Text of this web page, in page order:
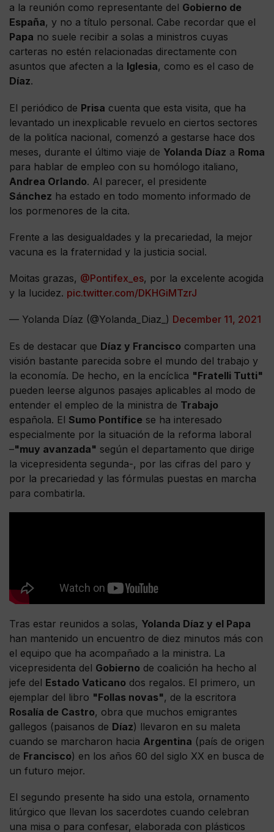
a la reunión como representante del Gobierno de
España, y no a título personal. Cabe recordar que el
Papa no suele recibir a solas a ministros cuyas
carteras no estén relacionadas directamente con
asuntos que afecten a la Iglesia, como es el caso de
Díaz.
El periódico de Prisa cuenta que esta visita, que ha
levantado un inexplicable revuelo en ciertos sectores
de la politíca nacional, comenzó a gestarse hace dos
meses, durante el último viaje de Yolanda Díaz a Roma
para hablar de empleo con su homólogo italiano,
Andrea Orlando. Al parecer, el presidente
Sánchez ha estado en todo momento informado de
los pormenores de la cita.
Frente a las desigualdades y la precariedad, la mejor
vacuna es la fraternidad y la justicia social.
Moitas grazas, @Pontifex_es, por la excelente acogida
y la lucidez. pic.twitter.com/DKHGiMTzrJ
— Yolanda Díaz (@Yolanda_Diaz_) December 11, 2021
Es de destacar que Díaz y Francisco comparten una
visión bastante parecida sobre el mundo del trabajo y
la economía. De hecho, en la encíclica "Fratelli Tutti"
pueden leerse algunos pasajes aplicables al modo de
entender el empleo de la ministra de Trabajo
española. El Sumo Pontífice se ha interesado
especialmente por la situación de la reforma laboral
–"muy avanzada" según el departamento que dirige
la vicepresidenta segunda-, por las cifras del paro y
por la precariedad y las fórmulas puestas en marcha
para combatirla.
Tras estar reunidos a solas, Yolanda Díaz y el Papa
han mantenido un encuentro de diez minutos más con
el equipo que ha acompañado a la ministra. La
vicepresidenta del Gobierno de coalición ha hecho al
jefe del Estado Vaticano dos regalos. El primero, un
ejemplar del libro "Follas novas", de la escritora
Rosalía de Castro, obra que muchos emigrantes
gallegos (paisanos de Díaz) llevaron en su maleta
cuando se marcharon hacia Argentina (país de origen
de Francisco) en los años 60 del siglo XX en busca de
un futuro mejor.
El segundo presente ha sido una estola, ornamento
litúrgico que llevan los sacerdotes cuando celebran
una misa o para confesar, elaborada con plásticos